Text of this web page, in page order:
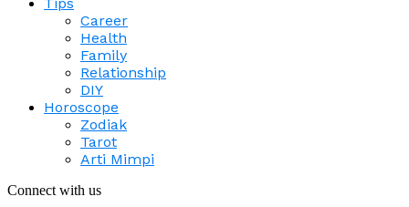
Career
Health
Family
Relationship
DIY
Horoscope
Zodiak
Tarot
Arti Mimpi
Connect with us